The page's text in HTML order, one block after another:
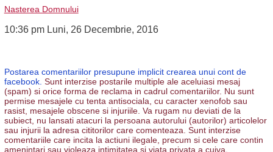
Nasterea Domnului
10:36 pm Luni, 26 Decembrie, 2016
Postarea comentariilor presupune implicit crearea unui cont de
facebook. Sunt interzise postarile multiple ale aceluiasi mesaj
(spam) si orice forma de reclama in cadrul comentariilor. Nu sunt
permise mesajele cu tenta antisociala, cu caracter xenofob sau
rasist, mesajele obscene si injuriile. Va rugam nu deviati de la
subiect, nu lansati atacuri la persoana autorului (autorilor) articolelor
sau injurii la adresa cititorilor care comenteaza. Sunt interzise
comentariile care incita la actiuni ilegale, precum si cele care contin
amenintari sau violeaza intimitatea si viata privata a cuiva.